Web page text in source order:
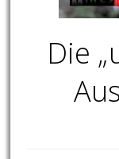
Die